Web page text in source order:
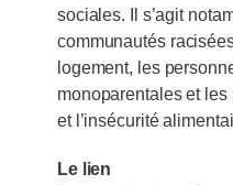
sociales. Il s’agit
communautés
logement, les
monoparentales et
et l’insécurité
Le lien